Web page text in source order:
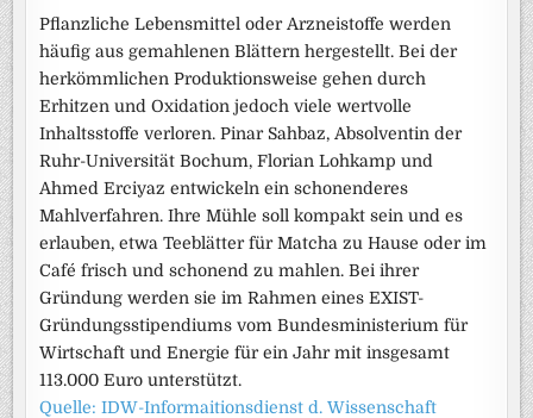
Pflanzliche Lebensmittel oder Arzneistoffe werden
häufig aus gemahlenen Blättern hergestellt. Bei der
herkömmlichen Produktionsweise gehen durch
Erhitzen und Oxidation jedoch viele wertvolle
Inhaltsstoffe verloren. Pinar Sahbaz, Absolventin der
Ruhr-Universität Bochum, Florian Lohkamp und
Ahmed Erciyaz entwickeln ein schonenderes
Mahlverfahren. Ihre Mühle soll kompakt sein und es
erlauben, etwa Teeblätter für Matcha zu Hause oder im
Café frisch und schonend zu mahlen. Bei ihrer
Gründung werden sie im Rahmen eines EXIST-
Gründungsstipendiums vom Bundesministerium für
Wirtschaft und Energie für ein Jahr mit insgesamt
113.000 Euro unterstützt.
Quelle: IDW-Informaitionsdienst d. Wissenschaft